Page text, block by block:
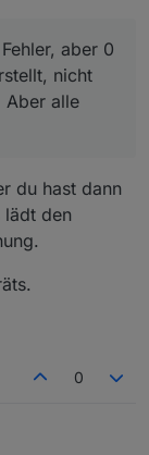
Fenster,
beim Import
das halt
das nochmal
in der
nicht mit
alle Alias
aber 0
nicht
Aber alle
du hast dann
den
0